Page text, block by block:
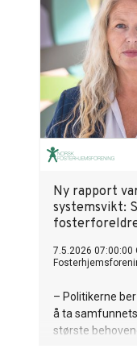
Ny rapport
systemsvikt:
7.5.2026 07:00:00
– Politikerne
å ta
største